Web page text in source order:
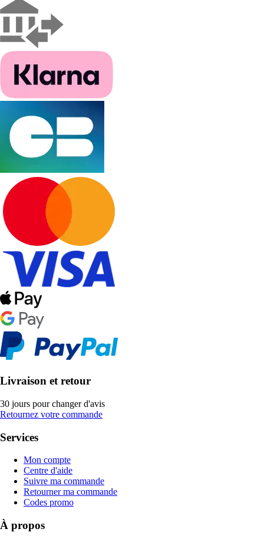
Livraison et retour
30 jours pour changer d'avis
Retournez votre commande
Services
Mon compte
Centre d'aide
Suivre ma commande
Retourner ma commande
Codes promo
À propos